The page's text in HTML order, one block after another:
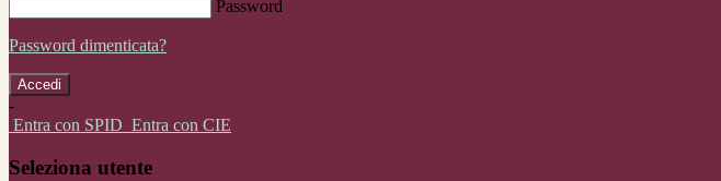
Password
Password dimenticata?
-
Entra con SPID Entra con CIE
Seleziona utente